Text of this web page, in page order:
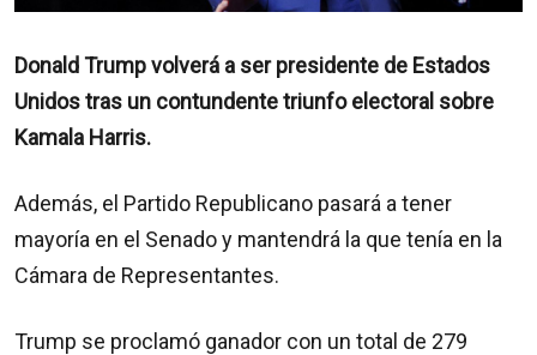
Donald Trump volverá a ser presidente de Estados
Unidos tras un contundente triunfo electoral sobre
Kamala Harris.
Además, el Partido Republicano pasará a tener
mayoría en el Senado y mantendrá la que tenía en la
Cámara de Representantes.
Trump se proclamó ganador con un total de 279